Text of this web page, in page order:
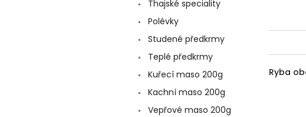
Thajské speciality
Polévky
Studené předkrmy
Teplé předkrmy
Kuřecí maso 200g
Kachní maso 200g
Vepřové maso 200g
Ryba